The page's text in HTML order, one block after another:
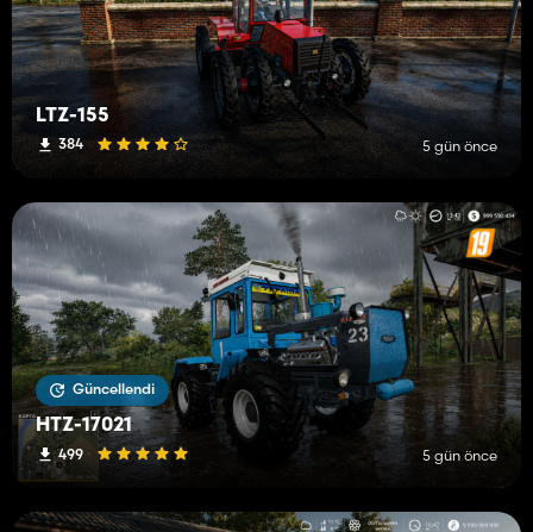
LTZ-155
384 5 gün önce
Güncellendi
HTZ-17021
499 5 gün önce